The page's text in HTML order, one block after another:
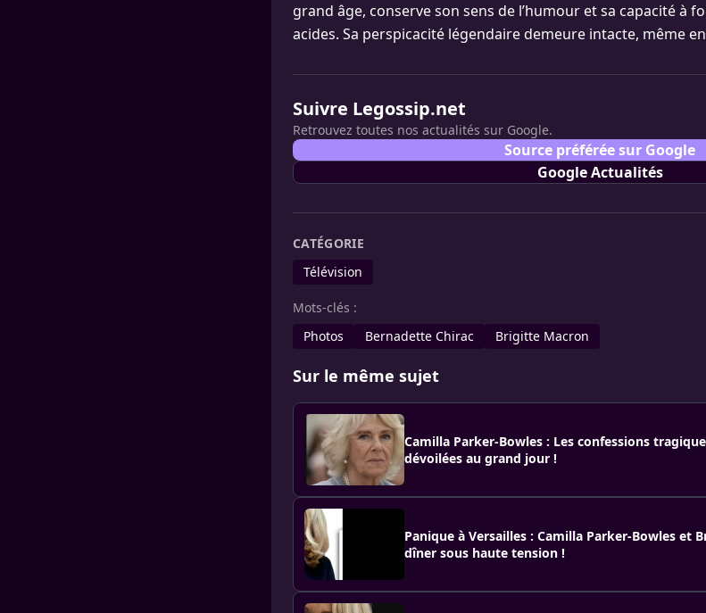
grand âge, conserve son sens de l’humour et sa capacité à
acides. Sa perspicacité légendaire demeure intacte, même
Suivre Legossip.net
Retrouvez toutes nos actualités sur Google.
Source préférée sur Google
Google Actualités
CATÉGORIE
Télévision
Mots-clés :
Photos
Bernadette Chirac Brigitte Macron
Sur le même sujet
Camilla Parker-Bowles : Les confessions
dévoilées au grand jour !
Panique à Versailles : Camilla Parker-Bowles
dîner sous haute tension !